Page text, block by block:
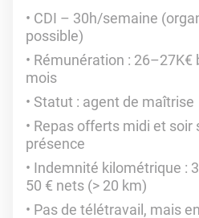
CDI – 30h/semaine
possible)
Rémunération : 26–27K€
mois
Statut : agent de maîtrise
Repas offerts midi et soir
présence
Indemnité kilométrique :
50 € nets (> 20 km)
Pas de télétravail, mais